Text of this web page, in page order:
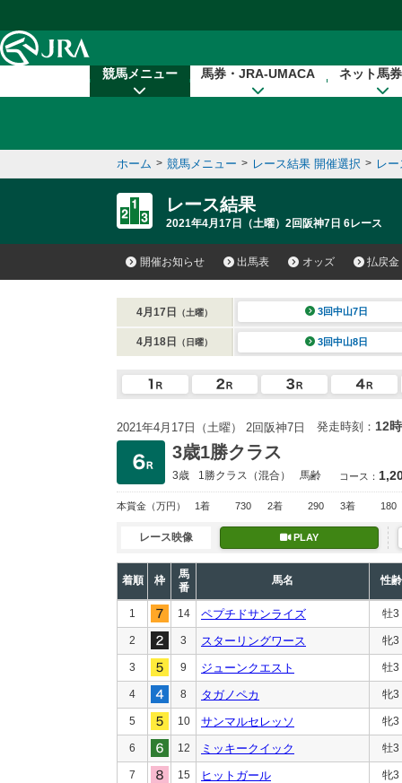
競馬メニュー 馬券・JRA-UMACA ネット馬
ホーム > 競馬メニュー > レース結果 開催選択 > レ
レース結果
2021年4月17日（土曜）2回阪神7日 6レース
開催お知らせ 出馬表 オッズ 払戻金
4月17日 （土曜） 3回中山7日
4月18日 （日曜） 3回中山8日
2021年4月17日（土曜） 2回阪神7日 発走時刻： 12
3歳1勝クラス
3歳 1勝クラス （混合） 馬齢 コース：
本賞金 （万円） 1着 730 2着 290 3着 180
レース映像 PLAY
着順 枠
馬
番
馬名 性齢
1 14 ペプチドサンライズ 牡3
2 3 スターリングワース 牝3
3 9 ジューンクエスト 牡3
4 8 タガノペカ 牝3
5 10 サンマルセレッソ 牝3
6 12 ミッキークイック 牡3
7 15 ヒットガール 牝3